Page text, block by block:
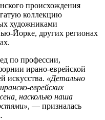
происхождения
коллекцию
художниками
Йорке, других регионах
по профессии,
ирано-еврейской
искусства. «Детально
еврейских
насколько наша
, — призналась